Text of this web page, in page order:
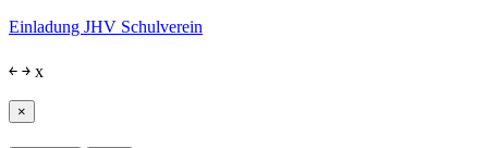
Einladung JHV Schulverein
￩ ￫ x
×